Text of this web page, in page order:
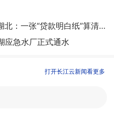
争当高质量发展优等生 | 湖北：一张“贷款明白纸”算清融资成本账
应急水厂正式通水
打开长江云新闻看更多